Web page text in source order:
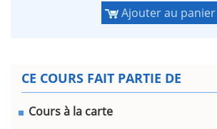
Ajouter au panier
CE COURS FAIT PARTIE DE
Cours à la carte